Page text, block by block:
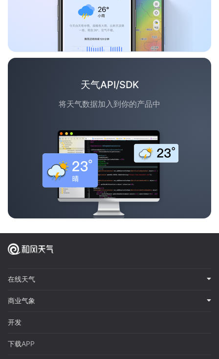
天气API/SDK
将天气数据加入到你的产品中
在线天气
商业气象
开发
下载APP